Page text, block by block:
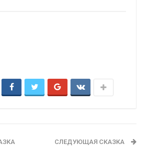
СЛЕДУЮЩАЯ СКАЗКА